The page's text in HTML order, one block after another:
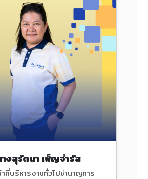
งสุรัตนา เพ็ญจำรัส
าที่บริหารงานทั่วไปชำนาญการ